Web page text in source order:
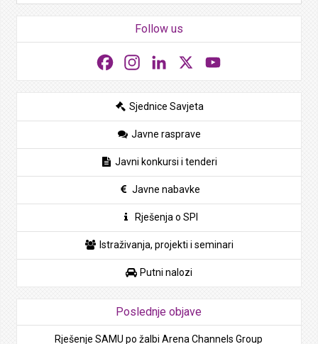
Follow us
FacebookInstagramLinkedIn
Sjednice Savjeta
Javne rasprave
Javni konkursi i tenderi
Javne nabavke
Rješenja o SPI
Istraživanja, projekti i seminari
Putni nalozi
Poslednje objave
Rješenje SAMU po žalbi Arena Channels Group